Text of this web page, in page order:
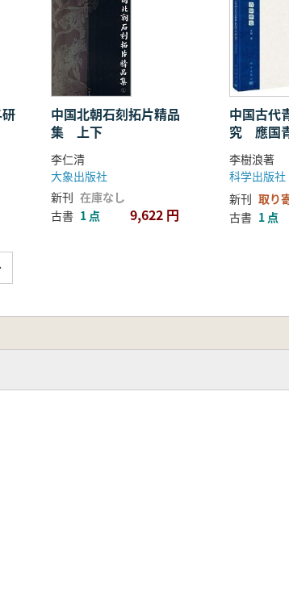
示し、その内在的な脈絡を明確にするものです
中国北朝石刻拓片精品
集 上下
李仁清
大象出版社
新刊 在庫なし
古書 1 点 9,622 円
中国古代
究 應国
李樹浪著
科学出版社
新刊 取り
古書 1 点